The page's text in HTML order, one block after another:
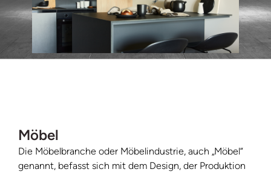
Möbel
Die Möbelbranche oder Möbelindustrie, auch „Möbel“
genannt, befasst sich mit dem Design, der Produktion